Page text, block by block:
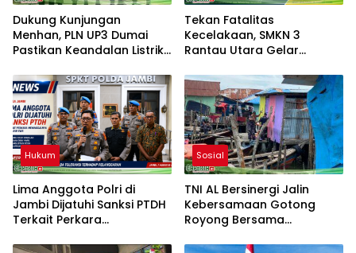
Dukung Kunjungan
Menhan, PLN UP3 Dumai
Pastikan Keandalan Listrik
Tekan Fatalitas
Kecelakaan, SMKN 3
Rantau Utara Gelar
Lintas dan PPGD
Hukum
Lima Anggota Polri di
Jambi Dijatuhi Sanksi PTDH
Terkait Perkara
Sosial
TNI AL Bersinergi Jalin
Kebersamaan Gotong
Royong Bersama